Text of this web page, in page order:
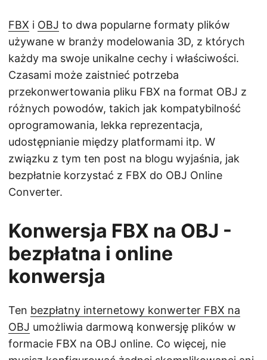
FBX i OBJ to dwa popularne formaty plików
używane w branży modelowania 3D, z których
każdy ma swoje unikalne cechy i właściwości.
Czasami może zaistnieć potrzeba
przekonwertowania pliku FBX na format OBJ z
różnych powodów, takich jak kompatybilność
oprogramowania, lekka reprezentacja,
udostępnianie między platformami itp. W
związku z tym ten post na blogu wyjaśnia, jak
bezpłatnie korzystać z FBX do OBJ Online
Converter.
Konwersja FBX na OBJ -
bezpłatna i online
konwersja
Ten bezpłatny internetowy konwerter FBX na
OBJ umożliwia darmową konwersję plików w
formacie FBX na OBJ online. Co więcej, nie